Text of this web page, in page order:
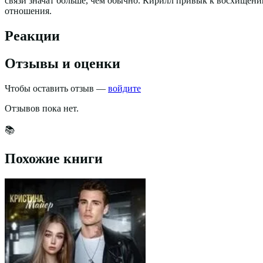
отношения.
Реакции
Отзывы и оценки
Чтобы оставить отзыв — войдите
Отзывов пока нет.
📚
Похожие книги